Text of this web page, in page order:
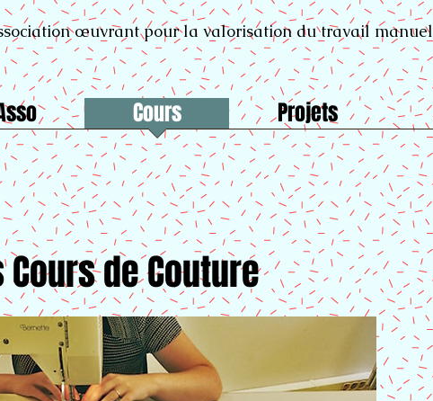
œuvrant pour la valorisation du travail manuel
Cours Projets
Cours de Couture